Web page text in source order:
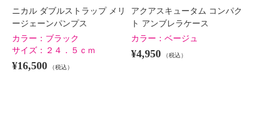
ニカル ダブルストラップ メリ
ージェーンパンプス
カラー： ブラック
サイズ： ２４．５ｃｍ
¥16,500 （税込）
アクアスキュータム コンパク
ト アンブレラケース
カラー： ベージュ
¥4,950 （税込）